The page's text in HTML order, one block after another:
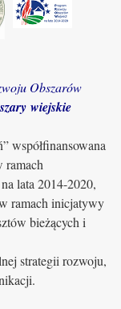
Obszarów
wiejskie
współfinansowana
ramach
lata 2014-2020,
ramach inicjatywy
bieżących i
strategii rozwoju,